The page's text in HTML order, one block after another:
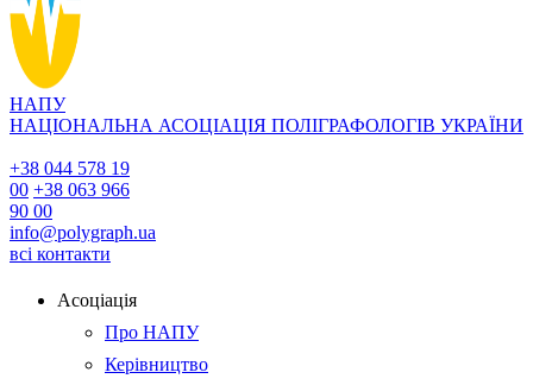
НАПУ
НАЦІОНАЛЬНА АСОЦІАЦІЯ ПОЛІГРАФОЛОГІВ УКРАЇНИ
+38 044 578 19
00 +38 063 966
90 00
info@polygraph.ua
всі контакти
Асоціація
Про НАПУ
Керівництво